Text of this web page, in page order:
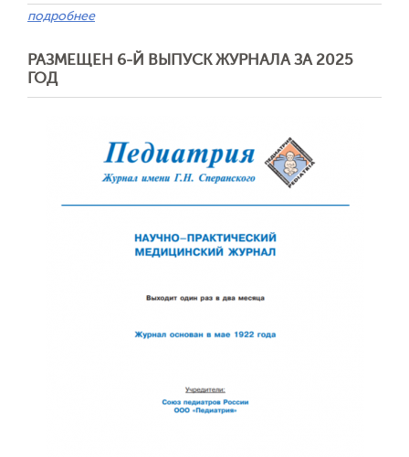
подробнее
РАЗМЕЩЕН 6-Й ВЫПУСК ЖУРНАЛА ЗА 2025
ГОД
Отправить